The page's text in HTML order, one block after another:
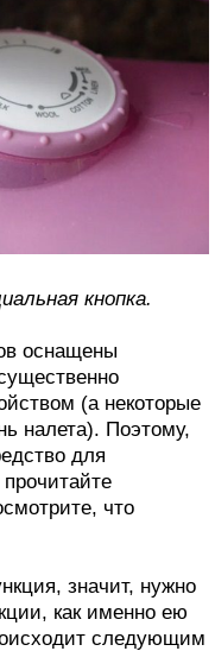
кнопка.
оснащены
(а некоторые
налета). Поэтому,
для
что
значит, нужно
как именно ею
следующим